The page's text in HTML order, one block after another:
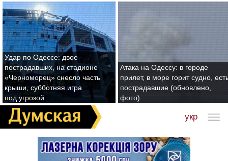
Удар по Одессе: двое
пострадавших, на стадионе
«Черноморец» снесло часть
крыши, субботняя игра
под угрозой
Атака на Одессу: в городе
прилет, в море горит судно,
пострадавшие (обновлено,
фото)
укр